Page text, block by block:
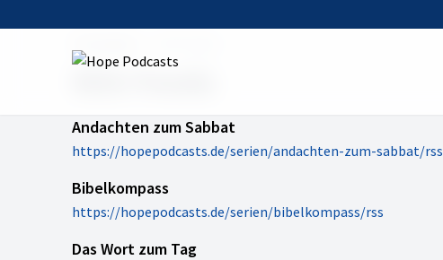
RSS Feeds
Andachten zum Sabbat
https://hopepodcasts.de/serien/andachten-zum-sabbat/rss
Bibelkompass
https://hopepodcasts.de/serien/bibelkompass/rss
Das Wort zum Tag